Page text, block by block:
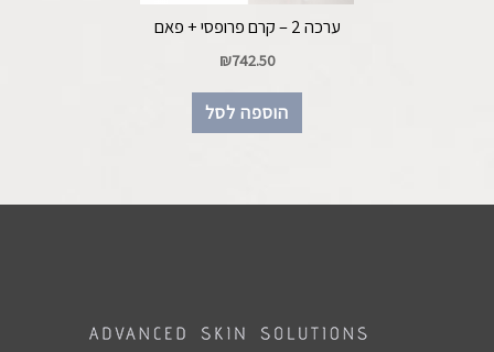
ערכה 2 – קרם פרופסי + פאם
₪742.50
הוספה לסל